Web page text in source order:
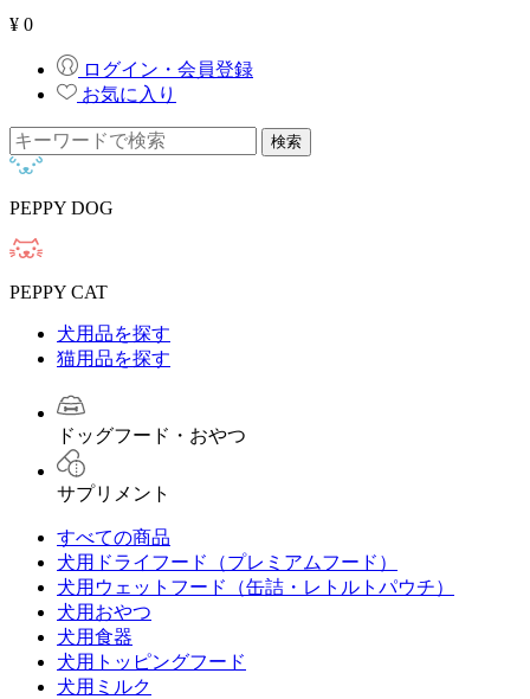
¥ 0
ログイン・会員登録
お気に入り
PEPPY DOG
PEPPY CAT
犬用品を探す
猫用品を探す
ドッグフード・おやつ
サプリメント
すべての商品
犬用ドライフード（プレミアムフード）
犬用ウェットフード（缶詰・レトルトパウチ）
犬用おやつ
犬用食器
犬用トッピングフード
犬用ミルク